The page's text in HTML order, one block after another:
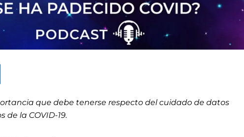
que debe tenerse respecto del cuidado de datos
de la COVID-19.